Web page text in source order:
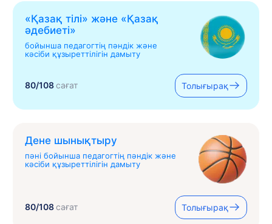
«Қазақ тілі» жəне «Қазақ
əдебиеті»
бойынша педагогтің пәндік және
кәсіби құзыреттілігін дамыту
80/108сағат Толығырақ
Дене шынықтыру
пәні бойынша педагогтің пәндік және
кәсіби құзыреттілігін дамыту
80/108сағат Толығырақ